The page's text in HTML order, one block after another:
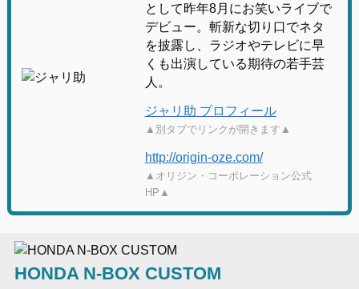
として昨年8月にお笑いライブで
デビュー。斬新な切り口でネタ
を披露し、ラジオやテレビに早
くも出演している期待の若手芸
人。
ジャリ助 プロフィール
▲別タブでリンクが開きます▲
http://origin-oze.com/
▲オリジン・コーポレーション公式
HP▲
HONDA N-BOX CUSTOM